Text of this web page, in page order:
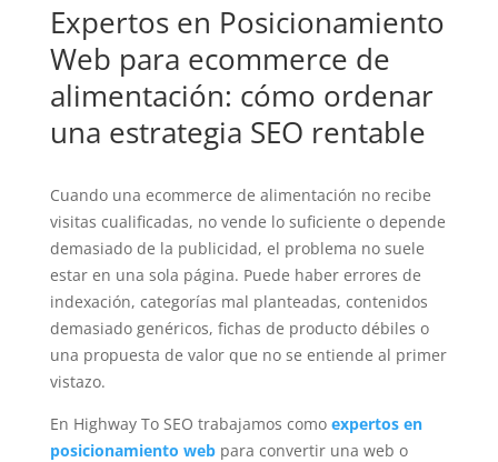
Expertos en Posicionamiento
Web para ecommerce de
alimentación: cómo ordenar
una estrategia SEO rentable
Cuando una ecommerce de alimentación no recibe
visitas cualificadas, no vende lo suficiente o depende
demasiado de la publicidad, el problema no suele
estar en una sola página. Puede haber errores de
indexación, categorías mal planteadas, contenidos
demasiado genéricos, fichas de producto débiles o
una propuesta de valor que no se entiende al primer
vistazo.
En Highway To SEO trabajamos como expertos en
posicionamiento webpara convertir una web o